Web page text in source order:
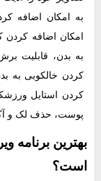
به امکان اضافه
امکان اضافه کردن
به بدن، قابلیت
کردن خالکوبی به
کردن استایل
پوست، حذف لک و
بهترین
است؟